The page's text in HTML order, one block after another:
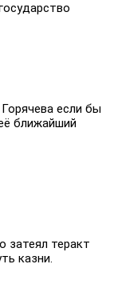
если бы
ближайший
затеял теракт
казни.